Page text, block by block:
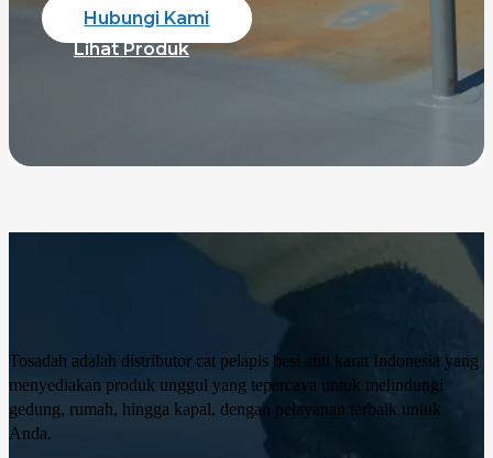
Hubungi Kami
Lihat Produk
Tosadah adalah distributor cat pelapis besi anti karat Indonesia yang
menyediakan produk unggul yang tepercaya untuk melindungi
gedung, rumah, hingga kapal, dengan pelayanan terbaik untuk
Anda.